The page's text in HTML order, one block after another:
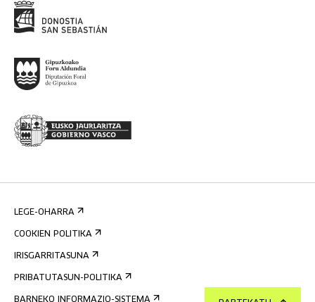
LEGE-OHARRA
COOKIEN POLITIKA
IRISGARRITASUNA
PRIBATUTASUN-POLITIKA
BARNEKO INFORMAZIO-SISTEMA